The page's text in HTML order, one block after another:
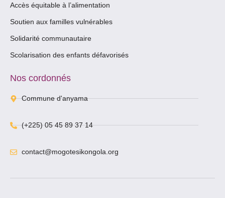
Accès équitable à l’alimentation
Soutien aux familles vulnérables
Solidarité communautaire
Scolarisation des enfants défavorisés
Nos cordonnés
Commune d'anyama
(+225) 05 45 89 37 14
contact@mogotesikongola.org